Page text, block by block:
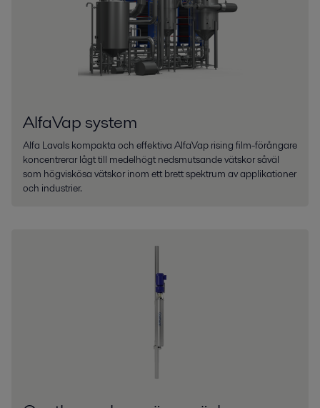
AlfaVap system
Alfa Lavals kompakta och effektiva AlfaVap rising film-förångare
koncentrerar lågt till medelhögt nedsmutsande vätskor såväl
som högviskösa vätskor inom ett brett spektrum av applikationer
och industrier.